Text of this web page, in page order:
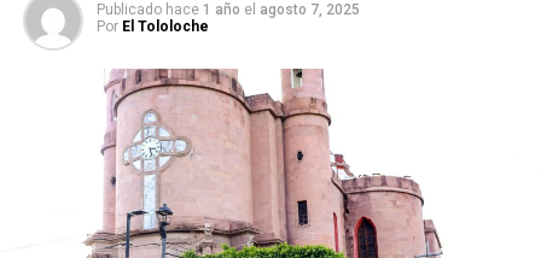
Publicado hace 1 año el agosto 7, 2025
Por El Tololoche